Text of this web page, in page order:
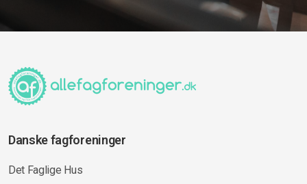
Danske fagforeninger
Det Faglige Hus